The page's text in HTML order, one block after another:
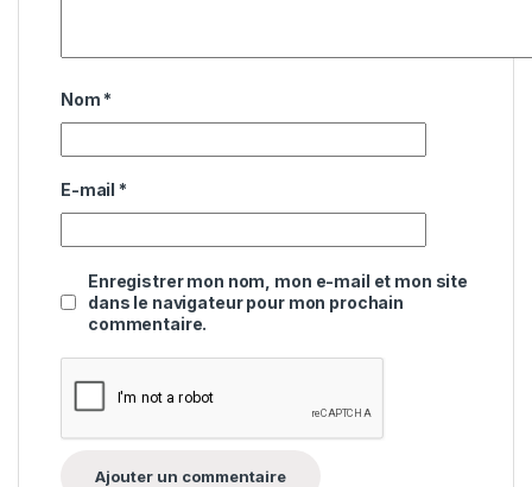
Nom *
E-mail *
Enregistrer mon nom, mon e-mail et mon site
dans le navigateur pour mon prochain
commentaire.